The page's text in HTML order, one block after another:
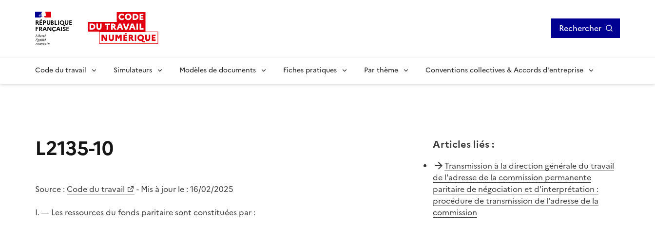
RÉPUBLIQUE
FRANÇAISE Rechercher
Code du travail Simulateurs Modèles de documents Fiches pratiques Par thème Conventions collectives & Accords d'entreprise
L2135-10
Source : Code du travail - Mis à jour le : 16/02/2025
I. ― Les ressources du fonds paritaire sont constituées par :
Articles liés:
Transmission à la direction générale du travail
de l'adresse de la commission permanente
paritaire de négociation et d'interprétation :
procédure de transmission de l'adresse de la
commission